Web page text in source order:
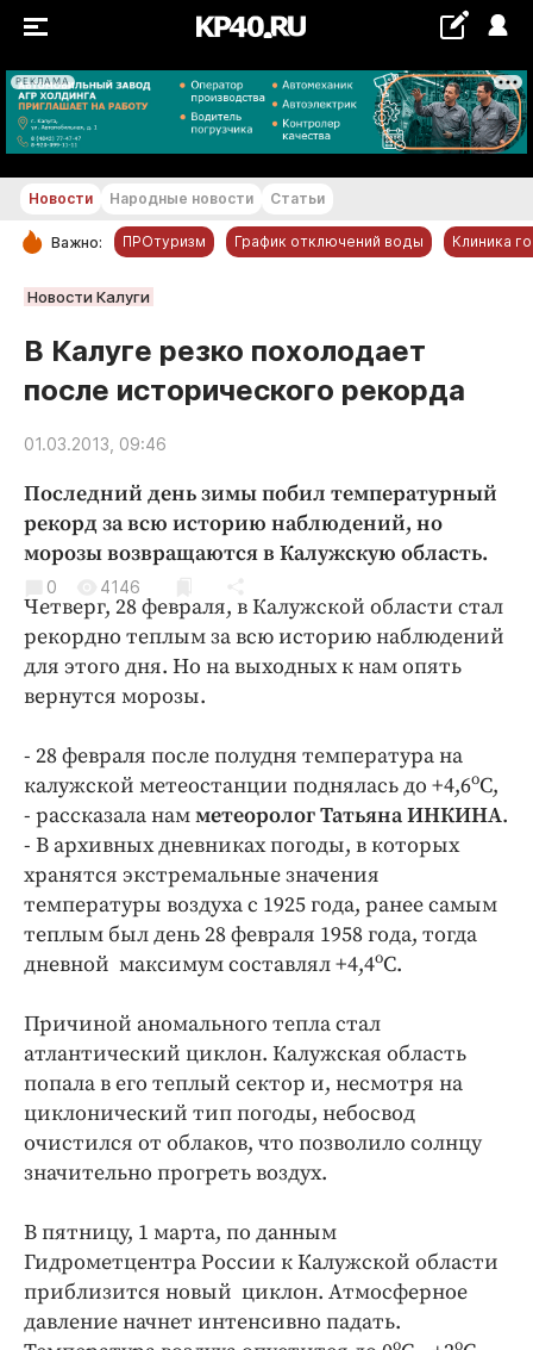
РЕКЛАМА
+18...+19 °С
РУБРИКИ
Новости компаний
Статьи
Народные новости
Авто и транспорт
Благоустройство
Криминал
Культура
Недвижимость и ЖКХ
Образование
Общество
Праздники
Происшествия
Спорт
Экономика и бизнес
ПРОЕКТЫ
Блоги
Медиаперсона
Интересное чтиво
Клиника года
Бренд года
Работодатель года
Новости Народные новости Статьи
Важно: ПРОтуризм График отключений воды Клиника
Новости Калуги
В Калуге резко похолодает
после исторического рекорда
01.03.2013, 09:46
Последний день зимы побил температурный
рекорд за всю историю наблюдений, но
морозы возвращаются в Калужскую область.
0 4146
Четверг, 28 февраля, в Калужской области стал
рекордно теплым за всю историю наблюдений
для этого дня. Но на выходных к нам опять
вернутся морозы.
- 28 февраля после полудня температура на
калужской метеостанции поднялась до +4,6оС,
- рассказала намметеоролог Татьяна ИНКИНА.
- В архивных дневниках погоды, в которых
хранятся экстремальные значения
температуры воздуха с 1925 года, ранее самым
теплым был день 28 февраля 1958 года, тогда
дневной максимум составлял +4,4оС.
Причиной аномального тепла стал
атлантический циклон. Калужская область
попала в его теплый сектор и, несмотря на
циклонический тип погоды, небосвод
очистился от облаков, что позволило солнцу
значительно прогреть воздух.
В пятницу, 1 марта, по данным
Гидрометцентра России к Калужской области
приблизится новый циклон. Атмосферное
давление начнет интенсивно падать.